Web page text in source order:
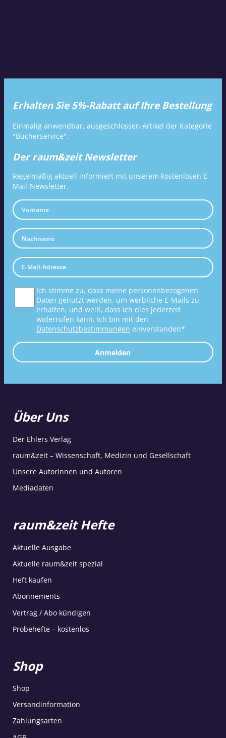
Erhalten Sie 5%-Rabatt auf Ihre Bestellung
Einmalig anwendbar, ausgeschlossen Artikel der Kategorie
"Bücherservice".
Der raum&zeit Newsletter
Regelmäßig aktuell informiert mit unserem kostenlosen E-
Mail-Newsletter.
Ich stimme zu, dass meine personenbezogenen
Daten genutzt werden, um werbliche E-Mails zu
erhalten, und weiß, dass ich dies jederzeit
widerrufen kann. Ich bin mit den
Datenschutzbestimmungen einverstanden*
Anmelden
Über Uns
Der Ehlers Verlag
raum&zeit – Wissenschaft, Medizin und Gesellschaft
Unsere Autorinnen und Autoren
Mediadaten
raum&zeit Hefte
Aktuelle Ausgabe
Aktuelle raum&zeit spezial
Heft kaufen
Abonnements
Vertrag / Abo kündigen
Probehefte – kostenlos
Shop
Shop
Versandinformation
Zahlungsarten